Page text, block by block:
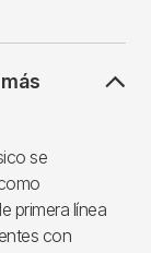
se
primera línea
con